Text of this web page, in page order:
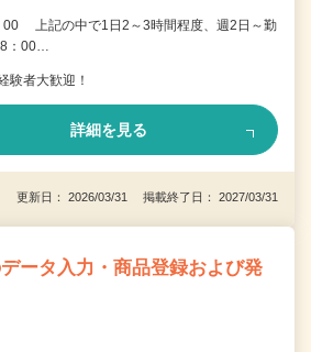
00 上記の中で1日2～3時間程度、週2日～勤
：00…
験者大歓迎！
詳細を見る
更新日： 2026/03/31 掲載終了日： 2027/03/31
ータ入力・商品登録および発